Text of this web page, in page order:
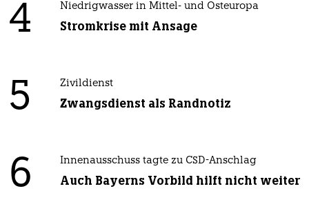
4 Niedrigwasser in Mittel- und Osteuropa
Stromkrise mit Ansage
5 Zivildienst
Zwangsdienst als Randnotiz
6 Innenausschuss tagte zu CSD-Anschlag
Auch Bayerns Vorbild hilft nicht weiter